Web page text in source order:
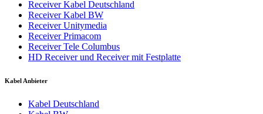
Receiver Kabel Deutschland
Receiver Kabel BW
Receiver Unitymedia
Receiver Primacom
Receiver Tele Columbus
HD Receiver und Receiver mit Festplatte
Kabel Anbieter
Kabel Deutschland